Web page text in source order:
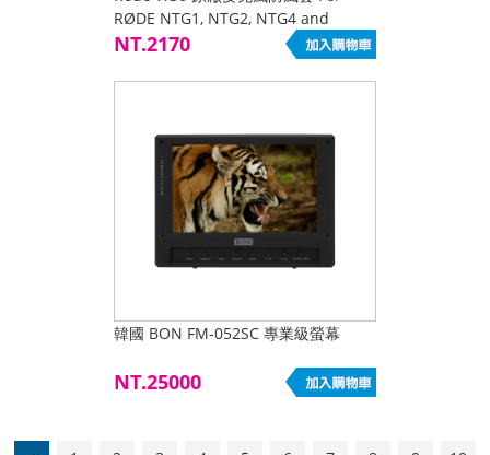
RØDE NTG1, NTG2, NTG4 and
NTG4+
NT.2170
韓國 BON FM-052SC 專業級螢幕
NT.25000